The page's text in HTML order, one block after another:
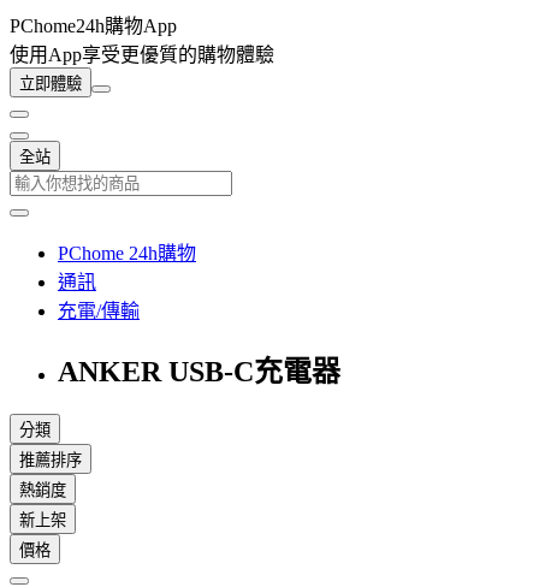
PChome24h購物App
使用App享受更優質的購物體驗
立即體驗
全站
PChome 24h購物
通訊
充電/傳輸
ANKER USB-C充電器
分類
推薦排序
熱銷度
新上架
價格